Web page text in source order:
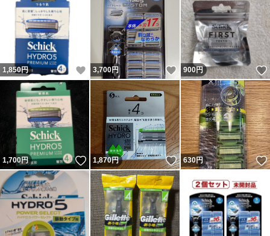
1,850円 いいね！
3,700円 いいね！
900円
1,700円 いいね！
1,870円 いいね！
630円